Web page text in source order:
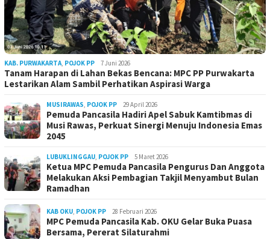
KAB. PURWAKARTA, POJOK PP 7 Juni 2026
Tanam Harapan di Lahan Bekas Bencana: MPC PP Purwakarta
Lestarikan Alam Sambil Perhatikan Aspirasi Warga
MUSIRAWAS, POJOK PP 29 April 2026
Pemuda Pancasila Hadiri Apel Sabuk Kamtibmas di
Musi Rawas, Perkuat Sinergi Menuju Indonesia Emas
2045
LUBUKLINGGAU, POJOK PP 5 Maret 2026
Ketua MPC Pemuda Pancasila Pengurus Dan Anggota
Melakukan Aksi Pembagian Takjil Menyambut Bulan
Ramadhan
KAB OKU, POJOK PP 28 Februari 2026
MPC Pemuda Pancasila Kab. OKU Gelar Buka Puasa
Bersama, Pererat Silaturahmi